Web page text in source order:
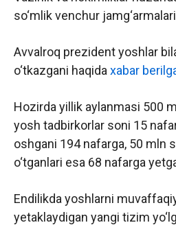
so‘mlik venchur
Avvalroq prezident yoshlar
o‘tkazgani haqida xabar
Hozirda yillik aylanmasi 500
yosh tadbirkorlar soni 15
oshgani 194 nafarga, 50 mln
o‘tganlari esa 68 nafarga
Endilikda yoshlarni
yetaklaydigan yangi tizim